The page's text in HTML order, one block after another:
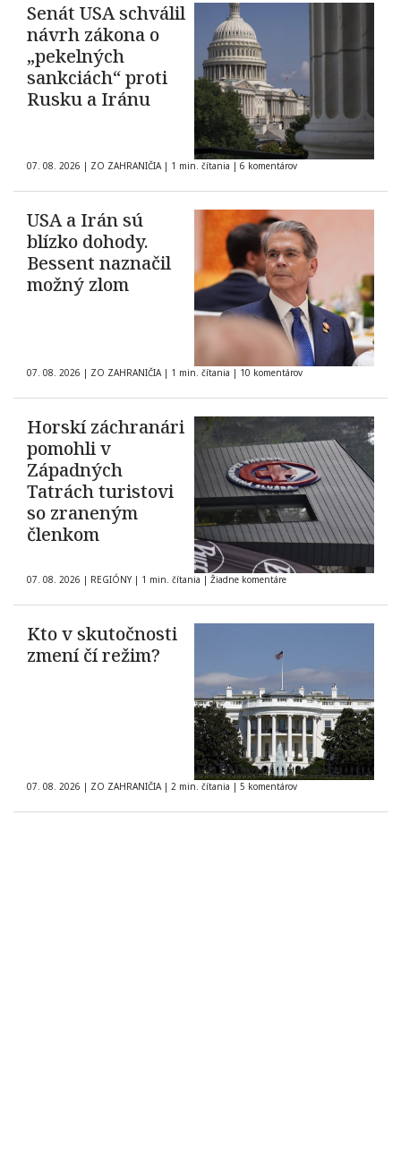
Senát USA schválil
návrh zákona o
„pekelných
sankciách“ proti
Rusku a Iránu
07. 08. 2026 | ZO ZAHRANIČIA | 1 min. čítania | 6 komentárov
USA a Irán sú
blízko dohody.
Bessent naznačil
možný zlom
07. 08. 2026 | ZO ZAHRANIČIA | 1 min. čítania | 10 komentárov
Horskí záchranári
pomohli v
Západných
Tatrách turistovi
so zraneným
členkom
07. 08. 2026 | REGIÓNY | 1 min. čítania | Žiadne komentáre
Kto v skutočnosti
zmení čí režim?
07. 08. 2026 | ZO ZAHRANIČIA | 2 min. čítania | 5 komentárov